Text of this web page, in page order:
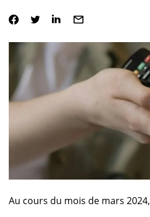
Au cours du mois de mars 2024,